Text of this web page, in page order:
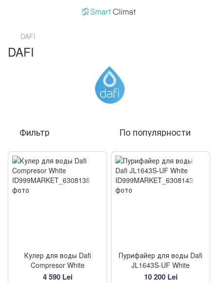
DAFI
DAFI
Фильтр По популярности
Кулер для воды Dafi
Compresor White
4 590 Lei
Пурифайер для воды Dafi
JL1643S-UF White
10 200 Lei